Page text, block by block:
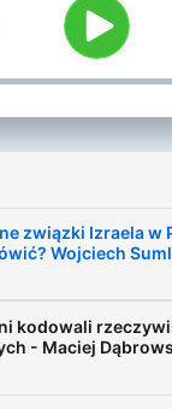
związki Izraela w
Wojciech
kodowali
- Maciej